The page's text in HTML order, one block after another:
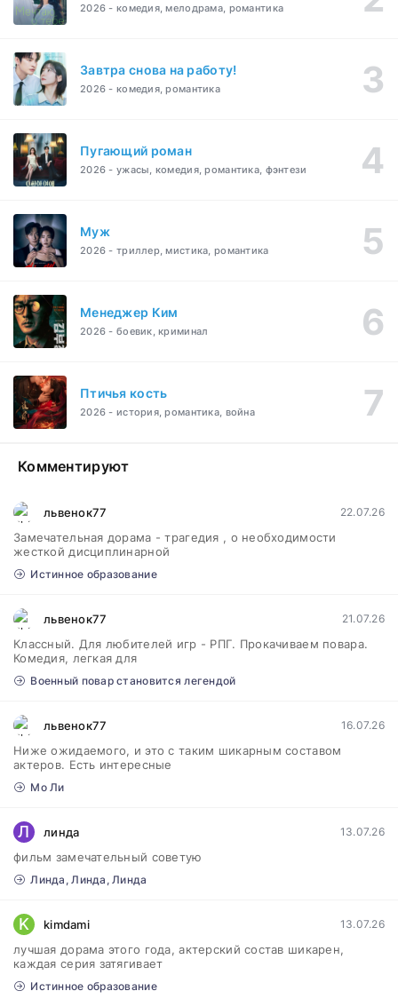
2026 - комедия, мелодрама, романтика
Завтра снова на работу!
2026 - комедия, романтика
Пугающий роман
2026 - ужасы, комедия, романтика, фэнтези
Муж
2026 - триллер, мистика, романтика
Менеджер Ким
2026 - боевик, криминал
Птичья кость
2026 - история, романтика, война
Комментируют
львенок77 22.07.26
Замечательная дорама - трагедия , о необходимости
жесткой дисциплинарной
Истинное образование
львенок77 21.07.26
Классный. Для любителей игр - РПГ. Прокачиваем повара.
Комедия, легкая для
Военный повар становится легендой
львенок77 16.07.26
Ниже ожидаемого, и это с таким шикарным составом
актеров. Есть интересные
Мо Ли
Л линда 13.07.26
фильм замечательный советую
Линда, Линда, Линда
K kimdami 13.07.26
лучшая дорама этого года, актерский состав шикарен,
каждая серия затягивает
Истинное образование